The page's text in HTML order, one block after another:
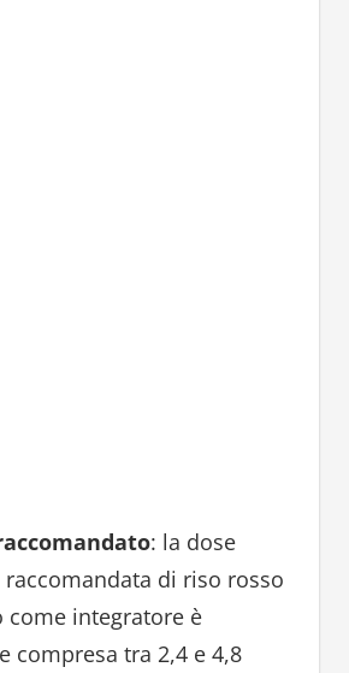
: la dose
di riso rosso
come integratore è
compresa tra 2,4 e 4,8